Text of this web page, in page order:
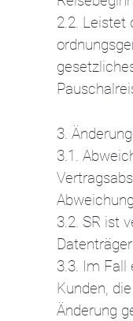
2.2. Leistet
3.
3.1.
3.2. SR ist
3.3. Im Fall
Kunden,
Änderung